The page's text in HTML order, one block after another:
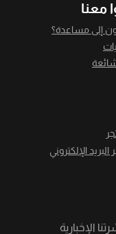
معنا
إلى مساعدة؟
البريد الإلكتروني